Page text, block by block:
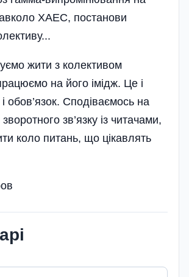
ХАЕС, поста­нови
жити з колективом
на його імідж. Це і
обов’язок. Сподіваємось на
зв’язку із читачами,
коло питань, що цікавлять